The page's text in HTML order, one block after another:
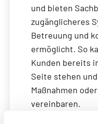
und bieten
zugänglicheres
Betreuung und
ermöglicht. So
Kunden bereits
Seite stehen
Maßnahmen
vereinbaren.